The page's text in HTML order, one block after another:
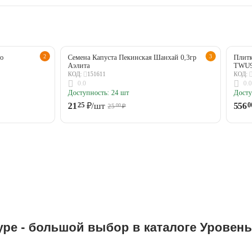
2 3
Семена Капуста Пекинская Шанхай 0,3гр
Аэлита
КОД: 151611
0.0
Доступность: 24 шт
2125 ₽/шт 2500₽
КОД:
0.0
556
- большой выбор в каталоге Уровень